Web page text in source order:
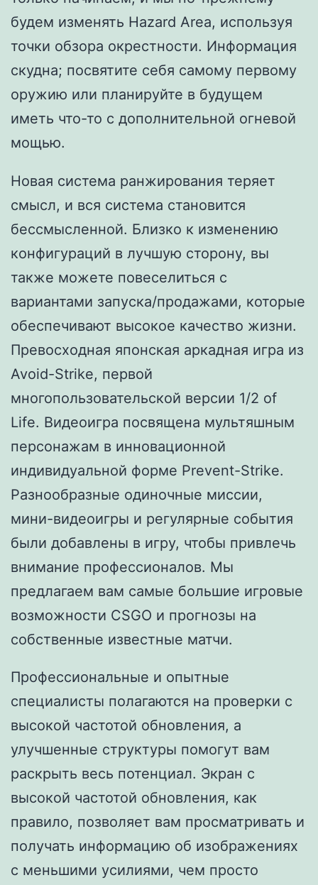
будем изменять Hazard Area, используя
точки обзора окрестности. Информация
скудна; посвятите себя самому первому
оружию или планируйте в будущем
иметь что-то с дополнительной огневой
мощью.
Новая система ранжирования теряет
смысл, и вся система становится
бессмысленной. Близко к изменению
конфигураций в лучшую сторону, вы
также можете повеселиться с
вариантами запуска/продажами, которые
обеспечивают высокое качество жизни.
Превосходная японская аркадная игра из
Avoid-Strike, первой
многопользовательской версии 1/2 of
Life. Видеоигра посвящена мультяшным
персонажам в инновационной
индивидуальной форме Prevent-Strike.
Разнообразные одиночные миссии,
мини-видеоигры и регулярные события
были добавлены в игру, чтобы привлечь
внимание профессионалов. Мы
предлагаем вам самые большие игровые
возможности CSGO и прогнозы на
собственные известные матчи.
Профессиональные и опытные
специалисты полагаются на проверки с
высокой частотой обновления, а
улучшенные структуры помогут вам
раскрыть весь потенциал. Экран с
высокой частотой обновления, как
правило, позволяет вам просматривать и
получать информацию об изображениях
с меньшими усилиями, чем просто